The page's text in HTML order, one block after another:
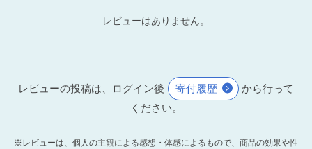
レビューはありません。
レビューの投稿は、ログイン後 寄付履歴
から行って
ください。
※レビューは、個人の主観による感想・体感によるもので、商品の効果や性